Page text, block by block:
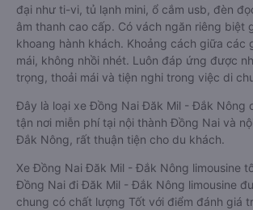
đại như ti-vi, tủ lạnh mini, ổ cắm usb, đèn
âm thanh cao cấp. Có vách ngăn riêng biệt
khoang hành khách. Khoảng cách giữa các
mái, không nhồi nhét. Luôn đáp ứng được
trọng, thoải mái và tiện nghi trong việc di
Đây là loại xe Đồng Nai Đăk Mil - Đắk Nông
tận nơi miễn phí tại nội thành Đồng Nai và
Đắk Nông, rất thuận tiện cho du khách.
Xe Đồng Nai Đăk Mil - Đắk Nông limousine
Đồng Nai đi Đăk Mil - Đắk Nông limousine
chung có chất lượng Tốt với điểm đánh giá